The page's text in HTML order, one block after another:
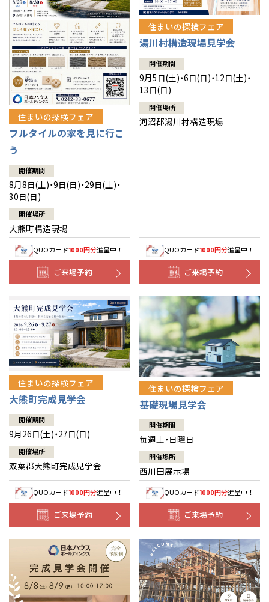
住まいの探検フェア
フルタイルの家を見に行こ
う
開催期間
8月8日(土)・9日(日)・29日(土)・
30日(日)
開催場所
大熊町構造現場
QUOカード1000円分進呈中！
ご来場予約
住まいの探検フェア
湯川村構造現場見学会
開催期間
9月5日(土)・6日(日)・12日(土)・
13日(日)
開催場所
河沼郡湯川村構造現場
QUOカード1000円分進呈中！
ご来場予約
住まいの探検フェア
大熊町完成見学会
開催期間
9月26日(土)・27日(日)
開催場所
双葉郡大熊町完成見学会
QUOカード1000円分進呈中！
ご来場予約
住まいの探検フェア
基礎現場見学会
開催期間
毎週土・日曜日
開催場所
西川田展示場
QUOカード1000円分進呈中！
ご来場予約